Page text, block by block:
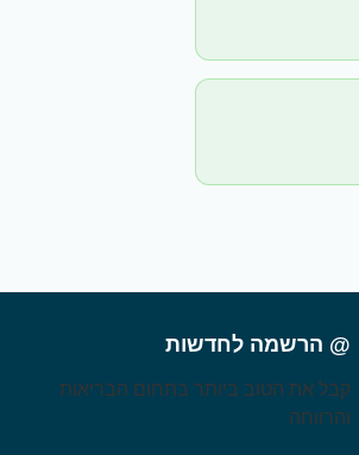
@ הרשמה לחדשות
קבל את הטוב ביותר בתחום הבריאות
והרווחה